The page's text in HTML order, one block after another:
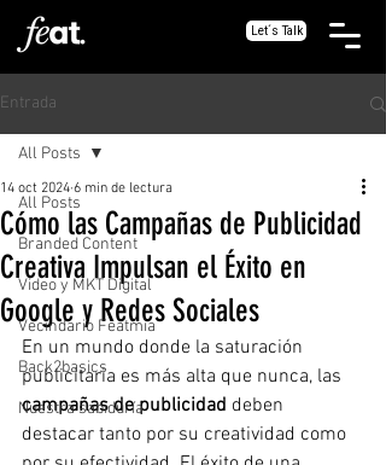
Let´s Talk
Entrada
All Posts
Branded Content
Video y MKT Digital
Vecindario Featmia
Back2basics
Nuestra sabiduría
All Posts
Cómo las Campañas de Publicidad
Creativa Impulsan el Éxito en
Google y Redes Sociales
14 oct 2024 6 min de lectura
En un mundo donde la saturación
publicitaria es más alta que nunca, las
campañas de publicidad deben
destacar tanto por su creatividad como